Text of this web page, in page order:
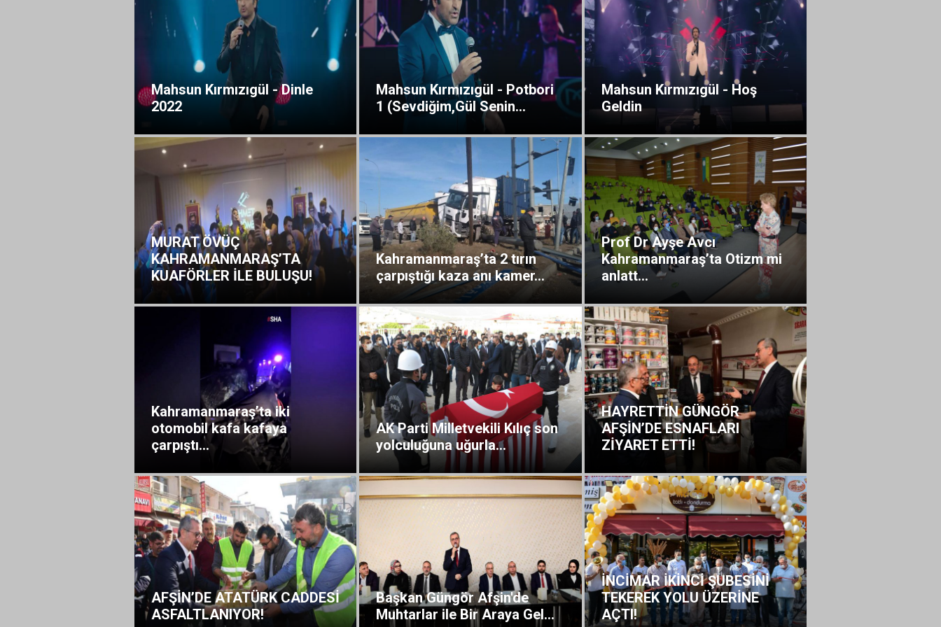
Mahsun Kırmızıgül - Dinle
2022
Mahsun Kırmızıgül - Potbori
1 (Sevdiğim,Gül Senin...
Mahsun Kırmızıgül - Hoş
Geldin
MURAT ÖVÜÇ
KAHRAMANMARAŞ’TA
KUAFÖRLER İLE BULUŞU!
Kahramanmaraş’ta 2 tırın
çarpıştığı kaza anı kamer...
Prof Dr Ayşe Avcı
Kahramanmaraş’ta Otizm mi
anlatt...
Kahramanmaraş’ta iki
otomobil kafa kafaya
çarpıştı...
AK Parti Milletvekili Kılıç son
yolculuğuna uğurla...
HAYRETTİN GÜNGÖR
AFŞİN’DE ESNAFLARI
ZİYARET ETTİ!
AFŞİN’DE ATATÜRK CADDESİ
ASFALTLANIYOR!
Başkan Güngör Afşin'de
Muhtarlar ile Bir Araya Gel...
İNCİMAR İKİNCİ ŞUBESİNİ
TEKEREK YOLU ÜZERİNE
AÇTI!